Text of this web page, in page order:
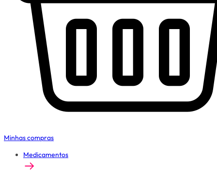
Minhas compras
Medicamentos